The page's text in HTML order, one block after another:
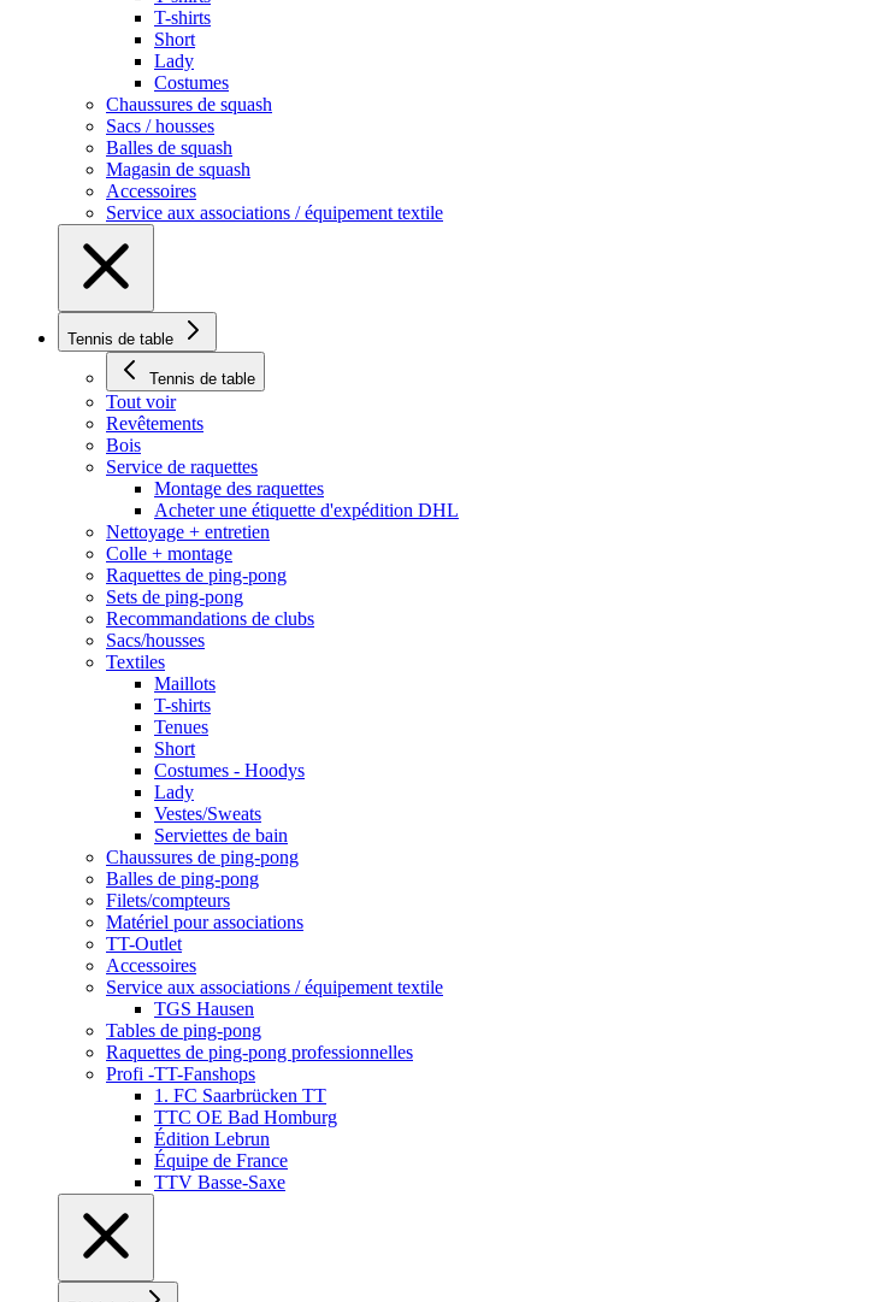
T-shirts
Short
Lady
Costumes
Chaussures de squash
Sacs / housses
Balles de squash
Magasin de squash
Accessoires
Service aux associations / équipement textile
Tennis de table
Tennis de table
Tout voir
Revêtements
Bois
Service de raquettes
Montage des raquettes
Acheter une étiquette d'expédition DHL
Nettoyage + entretien
Colle + montage
Raquettes de ping-pong
Sets de ping-pong
Recommandations de clubs
Sacs/housses
Textiles
Maillots
T-shirts
Tenues
Short
Costumes - Hoodys
Lady
Vestes/Sweats
Serviettes de bain
Chaussures de ping-pong
Balles de ping-pong
Filets/compteurs
Matériel pour associations
TT-Outlet
Accessoires
Service aux associations / équipement textile
TGS Hausen
Tables de ping-pong
Raquettes de ping-pong professionnelles
Profi -TT-Fanshops
1. FC Saarbrücken TT
TTC OE Bad Homburg
Édition Lebrun
Équipe de France
TTV Basse-Saxe